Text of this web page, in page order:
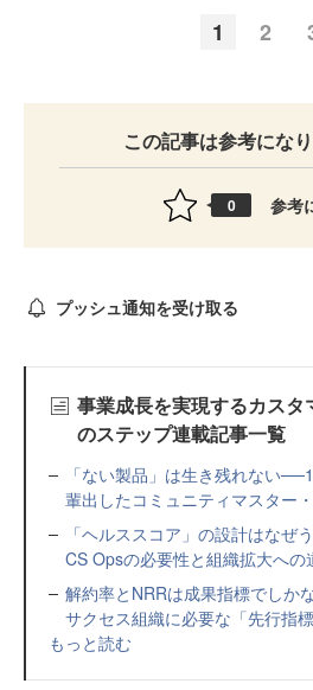
1 2
この記事は参考にな
0 参考
プッシュ通知を受け取る
事業成長を実現するカス
のステップ連載記事一覧
「ない製品」は生き残れない
輩出したコミュニティマスター
「ヘルススコア」の設計はなぜ
CS Opsの必要性と組織拡大への
解約率とNRRは成果指標でし
サクセス組織に必要な「先行指
もっと読む